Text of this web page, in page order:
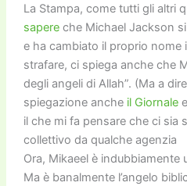
La Stampa, come tutti gli altri
sapereche Michael Jackson si
e ha cambiato il proprio nome
strafare, ci spiega anche che
degli angeli di Allah”. (Ma a
spiegazione anche il Giornale
il che mi fa pensare che ci sia
collettivo da qualche agenzia
Ora, Mikaeel è indubbiamente
Ma è banalmente l’angelo